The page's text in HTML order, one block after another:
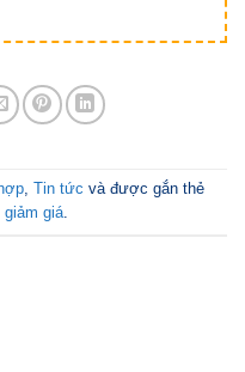
, Tin tức và được gắn thẻ
giảm giá.